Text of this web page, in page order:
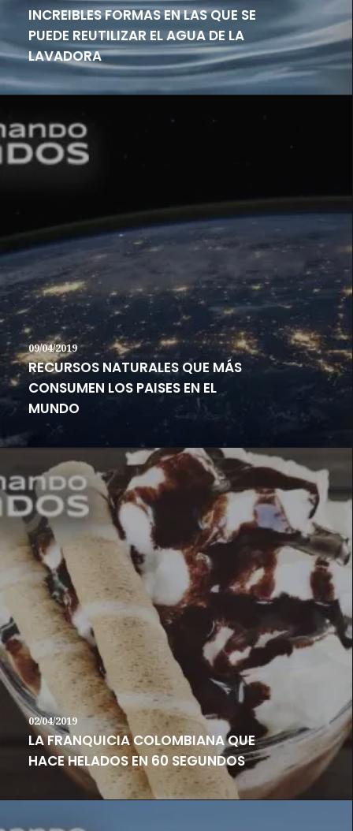
INCREIBLES FORMAS EN LAS QUE SE
PUEDE REUTILIZAR EL AGUA DE LA
LAVADORA
09/04/2019
RECURSOS NATURALES QUE MÁS
CONSUMEN LOS PAISES EN EL
MUNDO
02/04/2019
LA FRANQUICIA COLOMBIANA QUE
HACE HELADOS EN 60 SEGUNDOS